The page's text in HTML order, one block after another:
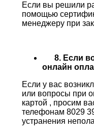
Если вы решили
помощью
менеджеру при
8. Если
онлайн
Если у вас
или вопросы при
картой , просим
телефонам 8029
устранения